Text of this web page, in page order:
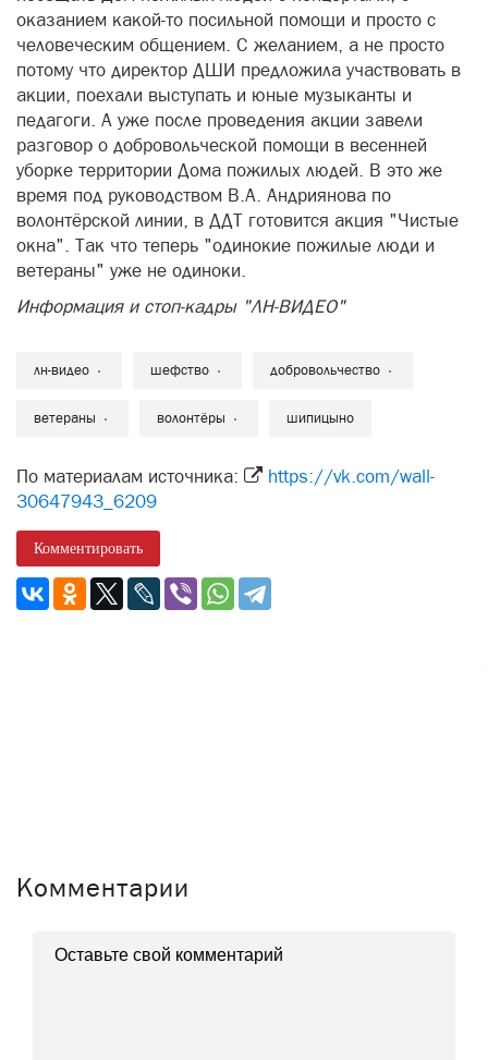
оказанием какой-то посильной помощи и просто с
человеческим общением. С желанием, а не просто
потому что директор ДШИ предложила участвовать в
акции, поехали выступать и юные музыканты и
педагоги. А уже после проведения акции завели
разговор о добровольческой помощи в весенней
уборке территории Дома пожилых людей. В это же
время под руководством В.А. Андриянова по
волонтёрской линии, в ДДТ готовится акция "Чистые
окна". Так что теперь "одинокие пожилые люди и
ветераны" уже не одиноки.
Информация и стоп-кадры "ЛН-ВИДЕО"
лн-видео шефство добровольчество
ветераны волонтёры шипицыно
По материалам источника:
https://vk.com/wall-
30647943_6209
Комментировать
Комментарии